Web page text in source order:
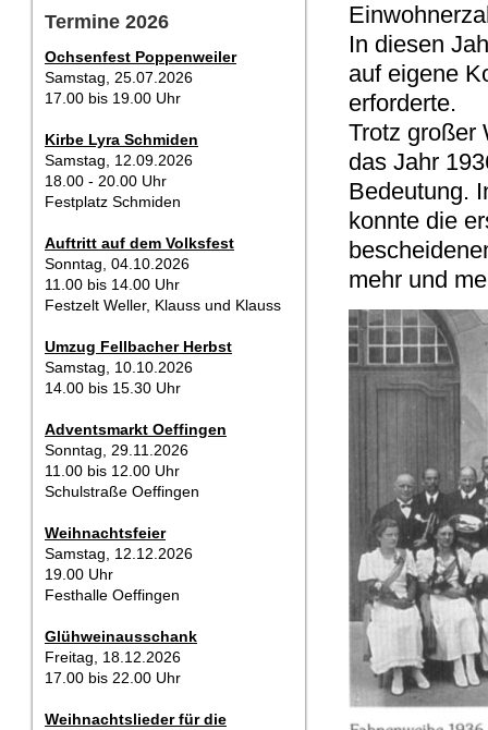
Termine 2026
Ochsenfest Poppenweiler
Samstag, 25.07.2026
17.00 bis 19.00 Uhr
Kirbe Lyra Schmiden
Samstag, 12.09.2026
18.00 - 20.00 Uhr
Festplatz Schmiden
Auftritt auf dem Volksfest
Sonntag, 04.10.2026
11.00 bis 14.00 Uhr
Festzelt Weller, Klauss und Klauss
Umzug Fellbacher Herbst
Samstag, 10.10.2026
14.00 bis 15.30 Uhr
Adventsmarkt Oeffingen
Sonntag, 29.11.2026
11.00 bis 12.00 Uhr
Schulstraße Oeffingen
Weihnachtsfeier
Samstag, 12.12.2026
19.00 Uhr
Festhalle Oeffingen
Glühweinausschank
Freitag, 18.12.2026
17.00 bis 22.00 Uhr
Weihnachtslieder für die
In diesen
auf eigene
erforderte.
Trotz großer
das Jahr
Bedeutung.
konnte die
mehr und